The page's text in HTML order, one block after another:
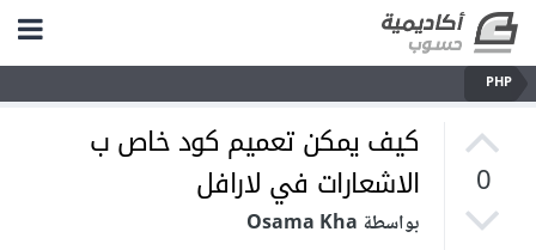
PHP
0
كيف يمكن تعميم كود خاص ب
الاشعارات في لارافل
بواسطة Osama Kha